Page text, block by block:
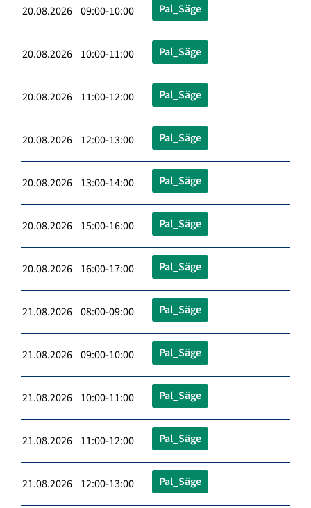
20.08.2026 09:00-10:00 Pal_Säge
20.08.2026 10:00-11:00 Pal_Säge
20.08.2026 11:00-12:00 Pal_Säge
20.08.2026 12:00-13:00 Pal_Säge
20.08.2026 13:00-14:00 Pal_Säge
20.08.2026 15:00-16:00 Pal_Säge
20.08.2026 16:00-17:00 Pal_Säge
21.08.2026 08:00-09:00 Pal_Säge
21.08.2026 09:00-10:00 Pal_Säge
21.08.2026 10:00-11:00 Pal_Säge
21.08.2026 11:00-12:00 Pal_Säge
21.08.2026 12:00-13:00 Pal_Säge